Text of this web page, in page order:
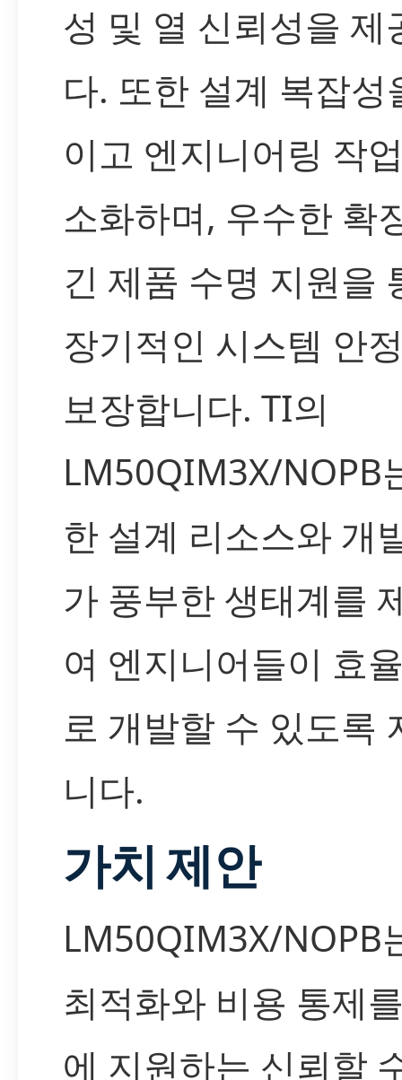
성 및 열 신뢰성을 제
다. 또한 설계 복잡성
이고 엔지니어링 작
소화하며, 우수한 확
긴 제품 수명 지원을
장기적인 시스템 안
보장합니다. TI의
LM50QIM3X/NOPB
한 설계 리소스와 개
가 풍부한 생태계를
여 엔지니어들이 효
로 개발할 수 있도록
니다.
가치 제안
LM50QIM3X/NOPB
최적화와 비용 통제
에 지원하는 신뢰할